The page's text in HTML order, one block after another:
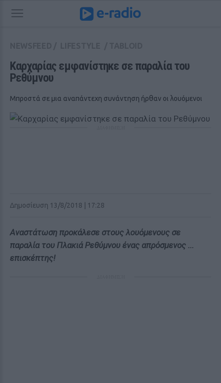
Καρχαρίας εμφανίστηκε σε παραλία του
Ρεθύμνου
Μπροστά σε μια αναπάντεχη συνάντηση ήρθαν οι λουόμενοι
Δημοσίευση 13/8/2018 | 17:28
Αναστάτωση προκάλεσε στους λουόμενους σε
παραλία του Πλακιά Ρεθύμνου ένας απρόσμενος ...
επισκέπτης!